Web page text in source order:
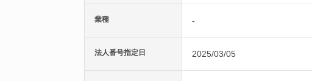
業種 -
法人番号指定日 2025/03/05